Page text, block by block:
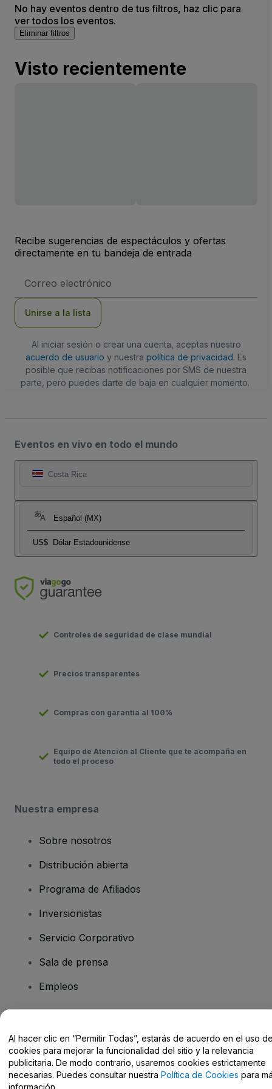
No hay eventos dentro de tus filtros, haz clic para
ver todos los eventos.
Eliminar filtros
Visto recientemente
Recibe sugerencias de espectáculos y ofertas
directamente en tu bandeja de entrada
de
Unirse a la lista
Al iniciar sesión o crear una cuenta, aceptas nuestro
acuerdo de usuario y nuestra política de privacidad. Es
posible que recibas notificaciones por SMS de nuestra
parte, pero puedes darte de baja en cualquier momento.
Eventos en vivo en todo el mundo
Costa Rica
Español (MX)
US$ Dólar Estadounidense
Controles de seguridad de clase mundial
Precios transparentes
Compras con garantía al 100%
Equipo de Atención al Cliente que te acompaña en
todo el proceso
Nuestra empresa
Sobre nosotros
Distribución abierta
Programa de Afiliados
Inversionistas
Servicio Corporativo
Sala de prensa
Empleos
Centro de Ayuda / Contacto
Al hacer clic en “Permitir Todas”, estarás de acuerdo en el uso
cookies para mejorar la funcionalidad del sitio y la relevancia
publicitaria. De modo contrario, usaremos cookies estrictamente
necesarias. Puedes consultar nuestra Política de Cookies para
información.